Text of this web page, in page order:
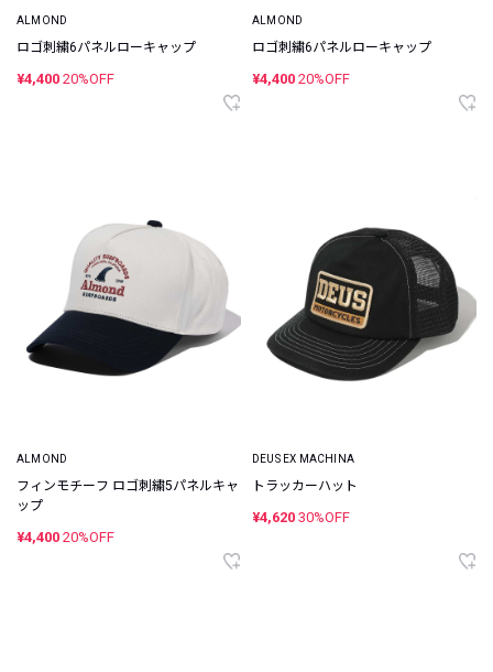
ALMOND
ロゴ刺繍6パネルローキャップ
¥4,400 20%OFF
ALMOND
ロゴ刺繍6パネルローキャップ
¥4,400 20%OFF
ALMOND
フィンモチーフ ロゴ刺繍5パネルキャ
ップ
¥4,400 20%OFF
DEUS EX MACHINA
トラッカーハット
¥4,620 30%OFF